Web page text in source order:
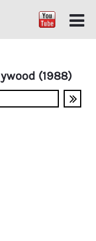
(1988)